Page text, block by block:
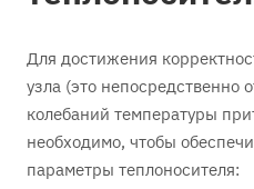
Для достижения
узла (это непосредственно
колебаний температуры
необходимо, чтобы
параметры теплоносителя: